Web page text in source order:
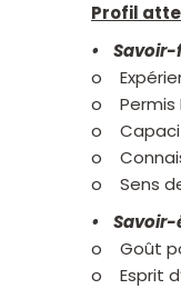
Profil
• Savoir-
o
o Permis
o
o
o Sens
• Savoir-
o Goût
o Esprit